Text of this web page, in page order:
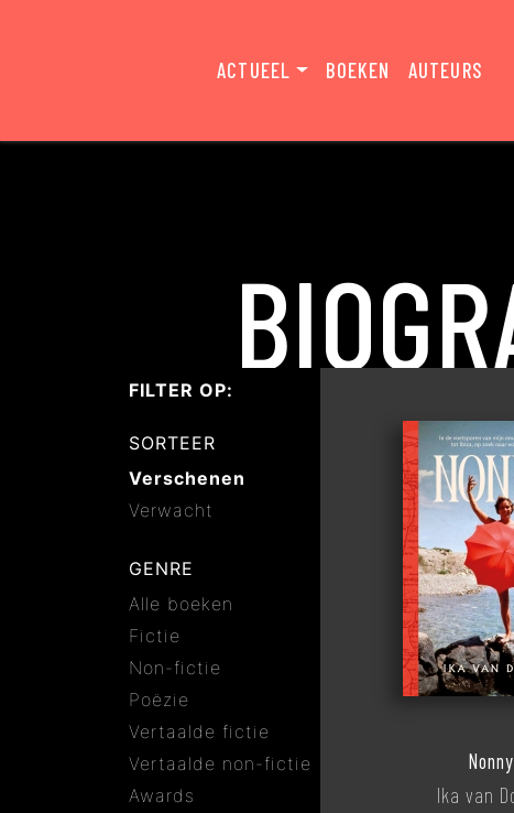
ACTUEEL BOEKEN AUTEURS
FILTER OP:
SORTEER
Verschenen
Verwacht
GENRE
Alle boeken
Fictie
Non-fictie
Poëzie
Vertaalde fictie
Vertaalde non-fictie
Awards
Nonny
Ika van